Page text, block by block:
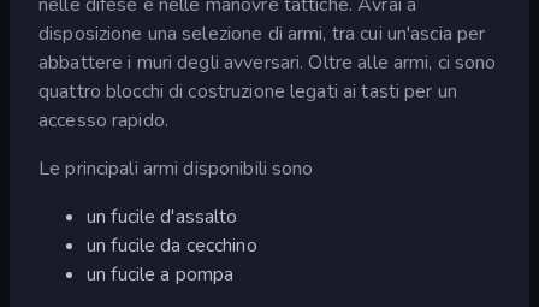
disposizione una selezione di armi, tra cui un'ascia per
abbattere i muri degli avversari. Oltre alle armi, ci sono
quattro blocchi di costruzione legati ai tasti per un
accesso rapido.
Le principali armi disponibili sono
un fucile d'assalto
un fucile da cecchino
un fucile a pompa